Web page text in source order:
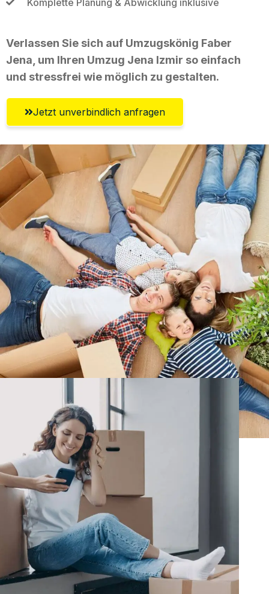
Verlassen Sie sich auf Umzugskönig Faber
Jena, um Ihren Umzug Jena Izmir so einfach
und stressfrei wie möglich zu gestalten.
Jetzt unverbindlich anfragen